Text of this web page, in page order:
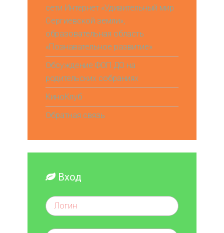
сети Интернет «Удивительный мир
Сергиевской земли»,
образовательная область
«Познавательное развитие»
Обсуждение ФОП ДО на
родительских собраниях
КиноКлуб
Обратная связь
Вход